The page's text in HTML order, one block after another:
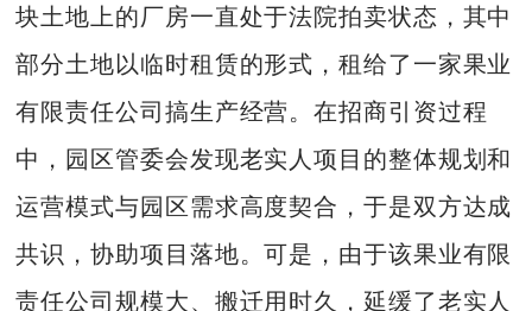
块土地上的厂房一直处于法院拍卖状态，其中
部分土地以临时租赁的形式，租给了一家果业
有限责任公司搞生产经营。在招商引资过程
中，园区管委会发现老实人项目的整体规划和
运营模式与园区需求高度契合，于是双方达成
共识，协助项目落地。可是，由于该果业有限
责任公司规模大、搬迁用时久，延缓了老实人